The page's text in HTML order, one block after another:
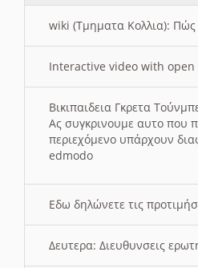
wiki (Τμηματα Κολλια):
Interactive video with open
Βικιπαιδεια Γκρετα
Ας συγκρινουμε αυτο που
περιεχόμενο υπάρχουν
edmodo
Εδω δηλώνετε τις
Δευτερα: Διευθυνσεις